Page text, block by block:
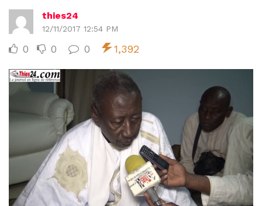
thies24
12/11/2017 12:54 PM
0 0 0 1,392